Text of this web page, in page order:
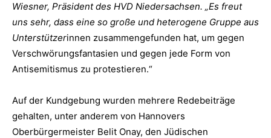
Wiesner, Präsident des HVD Niedersachsen. „Es freut
uns sehr, dass eine so große und heterogene Gruppe aus
Unterstützerinnen zusammengefunden hat, um gegen
Verschwörungsfantasien und gegen jede Form von
Antisemitismus zu protestieren.“
Auf der Kundgebung wurden mehrere Redebeiträge
gehalten, unter anderem von Hannovers
Oberbürgermeister Belit Onay, den Jüdischen